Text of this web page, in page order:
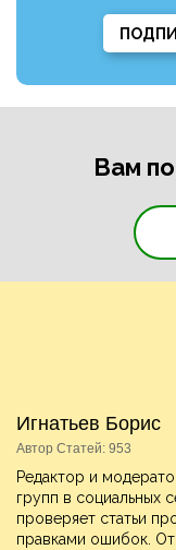
Вам
Игнатьев Борис
Автор Статей: 953
Редактор и
групп в социальных
проверяет статьи
правками ошибок.